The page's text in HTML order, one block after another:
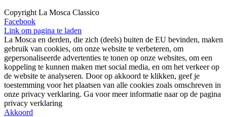
Copyright La Mosca Classico
Facebook
Link om pagina te laden
La Mosca en derden, die zich (deels) buiten de EU bevinden, maken
gebruik van cookies, om onze website te verbeteren, om
gepersonaliseerde advertenties te tonen op onze websites, om een
koppeling te kunnen maken met social media, en om het verkeer op
de website te analyseren. Door op akkoord te klikken, geef je
toestemming voor het plaatsen van alle cookies zoals omschreven in
onze privacy verklaring. Ga voor meer informatie naar op de pagina
privacy verklaring
Akkoord